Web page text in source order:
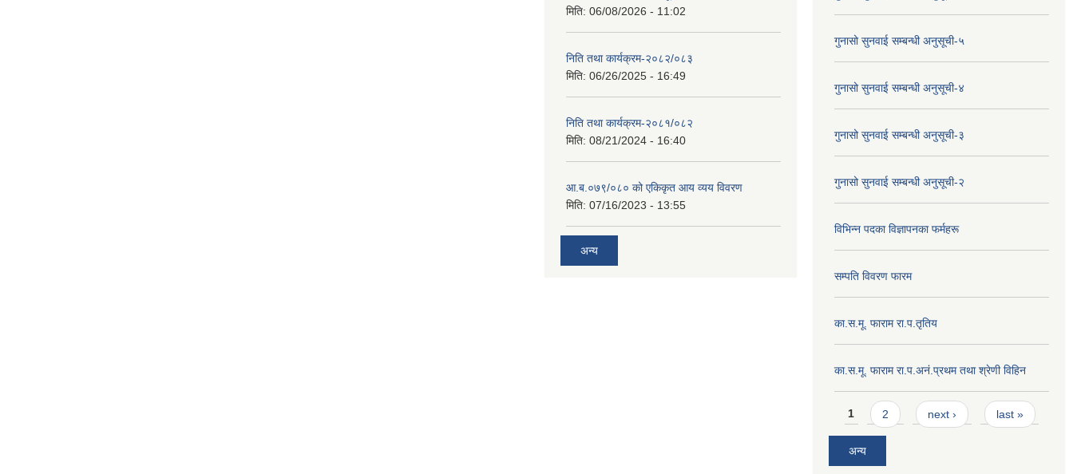
मिति: 06/08/2026 - 11:02
निति तथा कार्यक्रम-२०८२/०८३
मिति: 06/26/2025 - 16:49
निति तथा कार्यक्रम-२०८१/०८२
मिति: 08/21/2024 - 16:40
आ.ब.०७९/०८० को एकिकृत आय व्यय विवरण
मिति: 07/16/2023 - 13:55
अन्य
गुनासो सुनवाई सम्बन्धी अनुसूची-५
गुनासो सुनवाई सम्बन्धी अनुसूची-४
गुनासो सुनवाई सम्बन्धी अनुसूची-३
गुनासो सुनवाई सम्बन्धी अनुसूची-२
विभिन्न पदका विज्ञापनका फर्महरू
सम्पति विवरण फारम
का.स.मू. फाराम रा.प.तृतिय
का.स.मू. फाराम रा.प.अनं.प्रथम तथा श्रेणी विहिन
Pages
1 2 next › last »
अन्य